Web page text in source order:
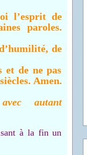
l’esprit de
paroles.
de
et de ne pas
Amen.
autant
à la fin un